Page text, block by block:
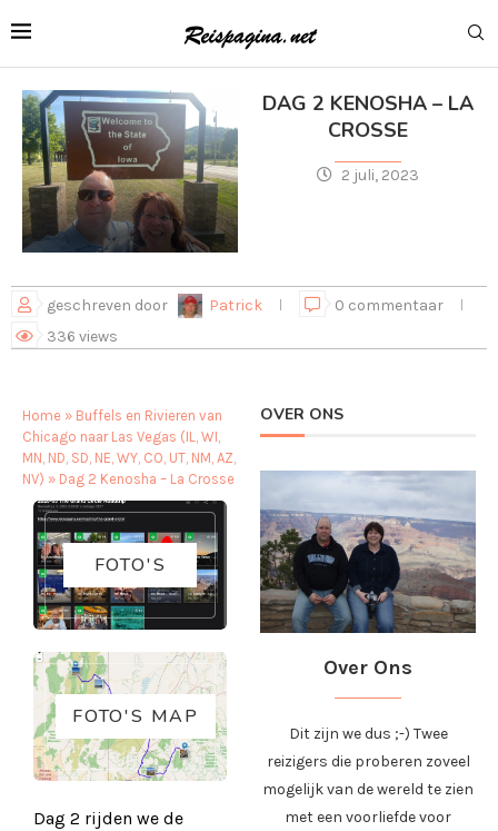
DAG 2 KENOSHA – LA
CROSSE
2 juli, 2023
geschreven door Patrick
0 commentaar
336 views
Home » Buffels en Rivieren van
Chicago naar Las Vegas (IL, WI,
MN, ND, SD, NE, WY, CO, UT, NM, AZ,
NV) » Dag 2 Kenosha – La Crosse
FOTO'S
FOTO'S MAP
Dag 2 rijden we de
OVER ONS
Over Ons
Dit zijn we dus ;-) Twee
reizigers die proberen zoveel
mogelijk van de wereld te zien
met een voorliefde voor